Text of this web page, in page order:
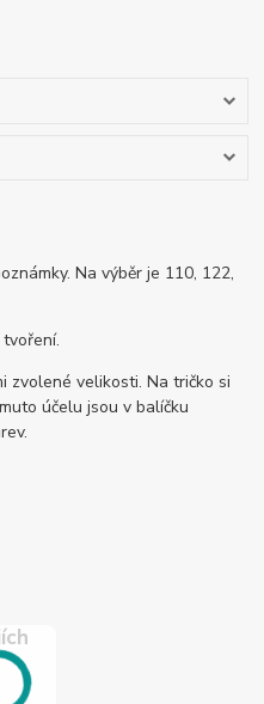
Na výběr je 110, 122,
zvolené velikosti. Na tričko si
účelu jsou v balíčku